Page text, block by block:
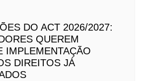
DO ACT 2026/2027:
QUEREM
IMPLEMENTAÇÃO
DIREITOS JÁ